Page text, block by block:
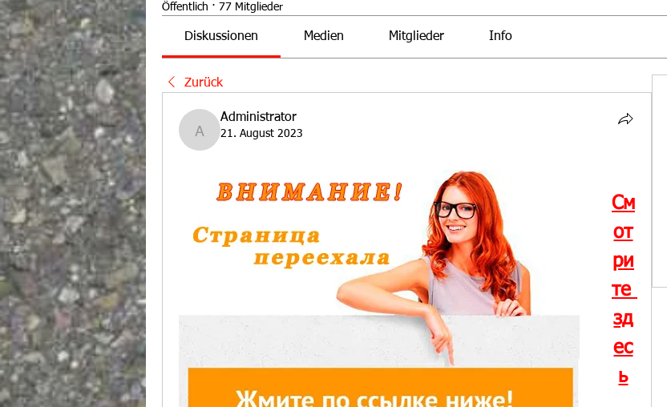
Öffentlich · 77 Mitglieder
Diskussionen Medien Mitglieder Info
Zurück
Administrator
Administrator
21. August 2023
См
от
ри
те
зд
ес
ь